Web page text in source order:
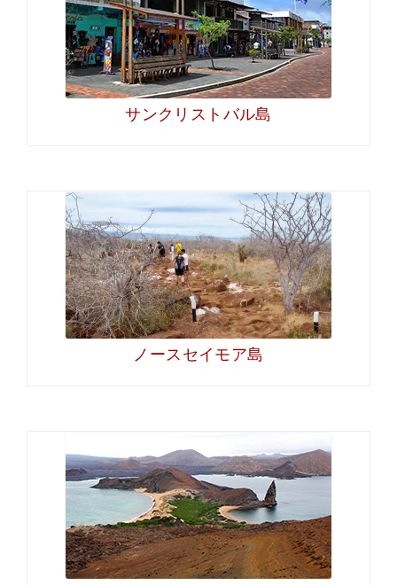
サンクリストバル島
ノースセイモア島